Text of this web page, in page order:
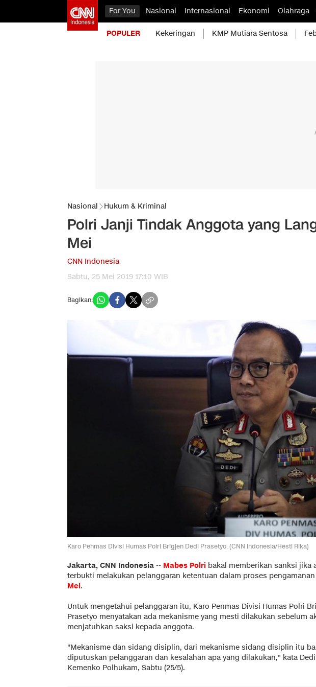
For You Nasional Internasional Ekonomi Olahraga
POPULER Kekeringan KMP Mutiara Sentosa
Nasional Hukum & Kriminal
Polri Janji Tindak Anggota yang
Mei
CNN Indonesia
Sabtu, 25 Mei 2019 17:10 WIB
Bagikan:
Karo Penmas Divisi Humas Polri Brigjen Dedi Prasetyo. (CNN Indonesia/Hesti Rika)
Jakarta, CNN Indonesia -- Mabes Polri bakal memberikan sanksi jika
terbukti melakukan pelanggaran ketentuan dalam proses
Mei.
Untuk mengetahui pelanggaran itu, Karo Penmas Divisi Humas Polri
Prasetyo menyatakan ada mekanisme yang mesti dilakukan sebelum
menjatuhkan saksi kepada anggota.
"Mekanisme dan sidang disiplin, dari mekanisme sidang disiplin itu
diputuskan pelanggaran dan kesalahan apa yang dilakukan," kata
Kemenko Polhukam, Sabtu (25/5).